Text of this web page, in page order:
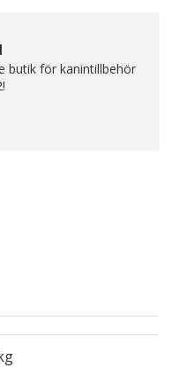
butik för kanintillbehör